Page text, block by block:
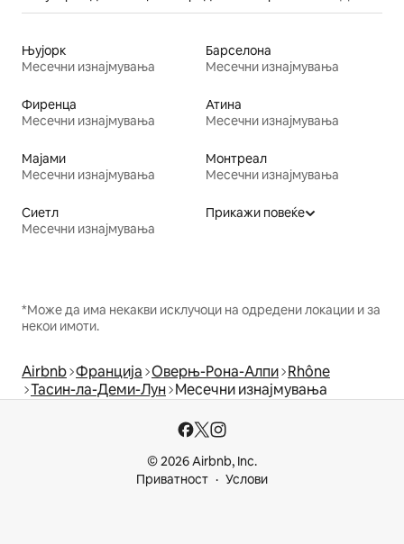
Њујорк
Месечни изнајмувања
Барселона
Месечни изнајмувања
Фиренца
Месечни изнајмувања
Атина
Месечни изнајмувања
Мајами
Месечни изнајмувања
Монтреал
Месечни изнајмувања
Сиетл
Месечни изнајмувања
Прикажи повеќе
*Може да има некакви исклучоци на одредени локации и за
некои имоти.
Airbnb Франција Оверњ-Рона-Алпи Rhône
Тасин-ла-Деми-Лун Месечни изнајмувања
© 2026 Airbnb, Inc.
Приватност
Услови